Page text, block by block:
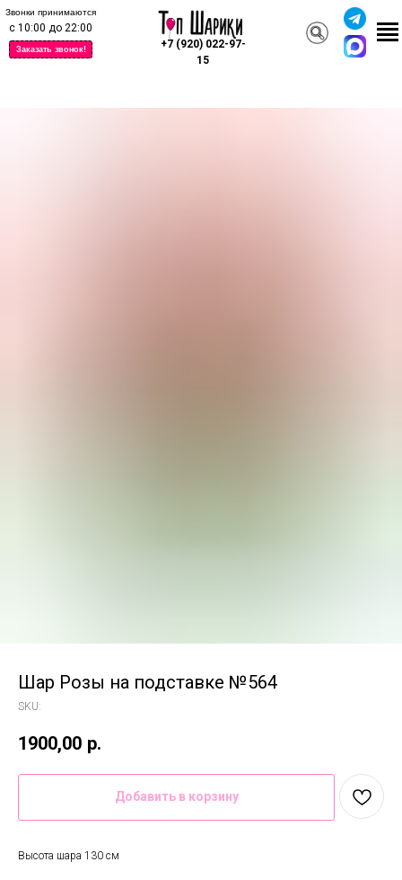
+7 (920) 022-97-
15
Заказать звонок!
Звонки принимаются
с 10:00 до 22:00
Шар Розы на подставке №564
SKU:
1900,00 р.
Добавить в корзину
Высота шара 130 см